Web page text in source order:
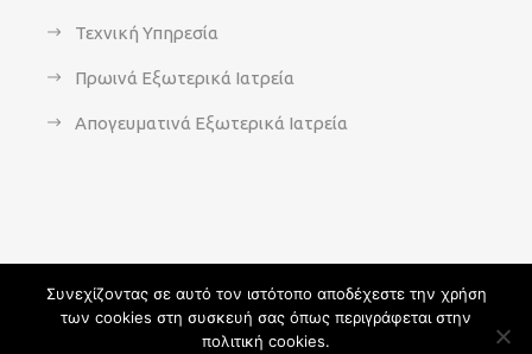
Τεχνική Υπηρεσία
Πρωινά Εξωτερικά Ιατρεία
Απογευματινά Εξωτερικά Ιατρεία
Copyright 2021 - agsavvas-hosp.gr - All Rights Reserved | An
Συνεχίζοντας σε αυτό τον ιστότοπο αποδέχεστε την χρήση
των cookies στη συσκευή σας όπως περιγράφεται στην
πολιτική cookies.